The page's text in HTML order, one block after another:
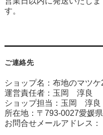
す。
ご連絡先
ショップ名：布地のマツケ
運営責任者：玉岡 淳良
ショップ担当：玉岡 淳良
所在地：〒793-0027愛媛
お問合せメールアドレス：